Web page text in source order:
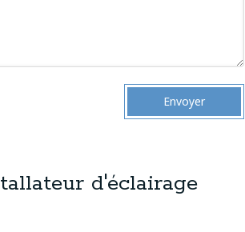
Envoyer
d'éclairage